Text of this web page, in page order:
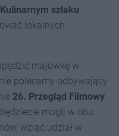
Kulinarnym szlaku
lokalnych
majówkę w
polecamy odbywający
26. Przegląd Filmowy
mogli w obu
wziąć udział w